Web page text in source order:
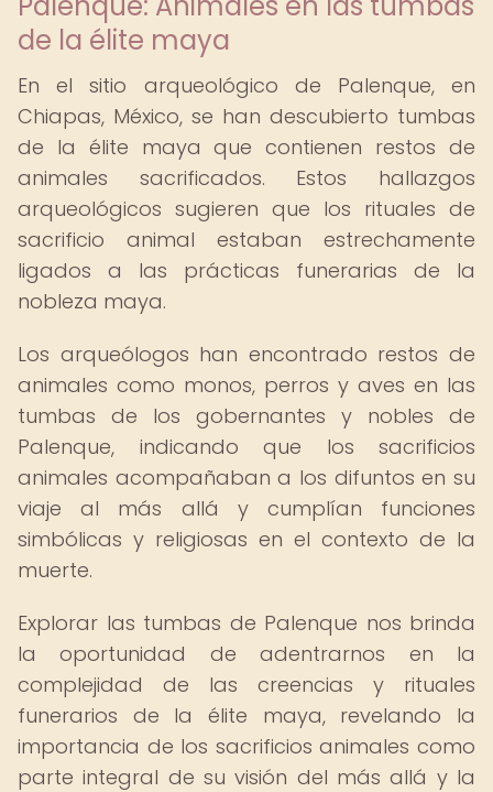
de la élite maya
En el sitio arqueológico de Palenque, en
Chiapas, México, se han descubierto tumbas
de la élite maya que contienen restos de
animales sacrificados. Estos hallazgos
arqueológicos sugieren que los rituales de
sacrificio animal estaban estrechamente
ligados a las prácticas funerarias de la
nobleza maya.
Los arqueólogos han encontrado restos de
animales como monos, perros y aves en las
tumbas de los gobernantes y nobles de
Palenque, indicando que los sacrificios
animales acompañaban a los difuntos en su
viaje al más allá y cumplían funciones
simbólicas y religiosas en el contexto de la
muerte.
Explorar las tumbas de Palenque nos brinda
la oportunidad de adentrarnos en la
complejidad de las creencias y rituales
funerarios de la élite maya, revelando la
importancia de los sacrificios animales como
parte integral de su visión del más allá y la